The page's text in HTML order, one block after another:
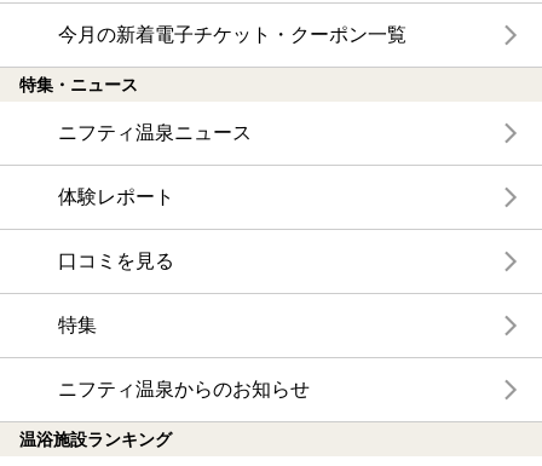
今月の新着電子チケット・クーポン一覧
特集・ニュース
ニフティ温泉ニュース
体験レポート
口コミを見る
特集
ニフティ温泉からのお知らせ
温浴施設ランキング